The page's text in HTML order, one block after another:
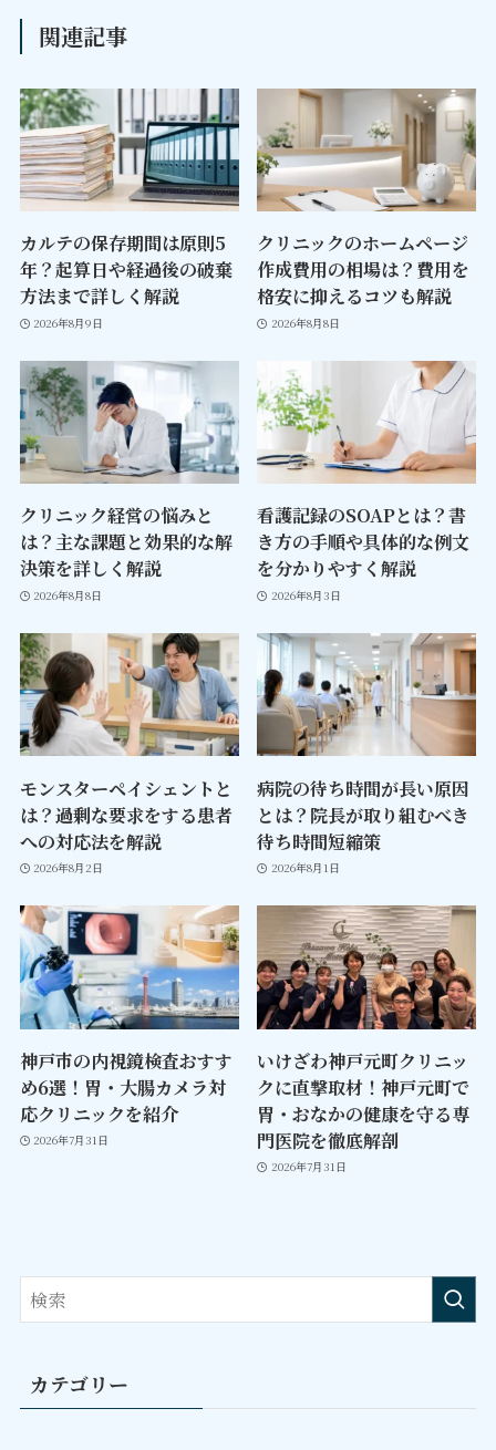
関連記事
カルテの保存期間は原則5
年？起算日や経過後の破棄
方法まで詳しく解説
2026年8月9日
クリニックのホームページ
作成費用の相場は？費用を
格安に抑えるコツも解説
2026年8月8日
クリニック経営の悩みと
は？主な課題と効果的な解
決策を詳しく解説
2026年8月8日
看護記録のSOAPとは？書
き方の手順や具体的な例文
を分かりやすく解説
2026年8月3日
モンスターペイシェントと
は？過剰な要求をする患者
への対応法を解説
2026年8月2日
病院の待ち時間が長い原因
とは？院長が取り組むべき
待ち時間短縮策
2026年8月1日
神戸市の内視鏡検査おすす
め6選！胃・大腸カメラ対
応クリニックを紹介
2026年7月31日
いけざわ神戸元町クリニッ
クに直撃取材！神戸元町で
胃・おなかの健康を守る専
門医院を徹底解剖
2026年7月31日
カテゴリー